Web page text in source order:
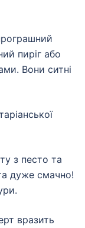
пиріг або
Вони ситні
з песто та
дуже смачно!
вразить